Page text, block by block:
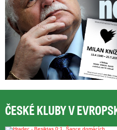
ČESKÉ KLUBY V